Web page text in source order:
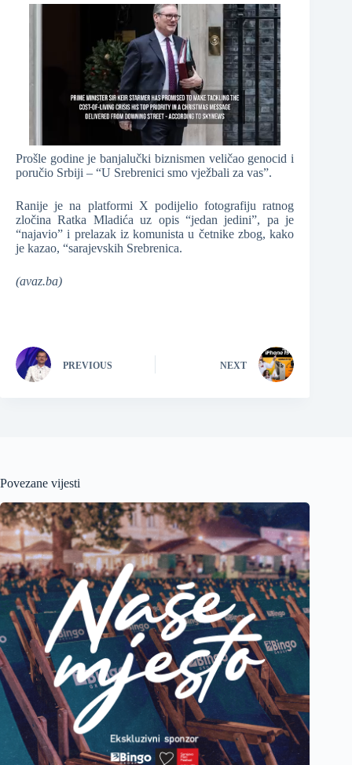
Prošle godine je banjalučki biznismen veličao genocid i
poručio Srbiji – “U Srebrenici smo vježbali za vas”.
Ranije je na platformi X podijelio fotografiju ratnog
zločina Ratka Mladića uz opis “jedan jedini”, pa je
“najavio” i prelazak iz komunista u četnike zbog, kako
je kazao, “sarajevskih Srebrenica.
(avaz.ba)
PREVIOUS NEXT
Povezane vijesti